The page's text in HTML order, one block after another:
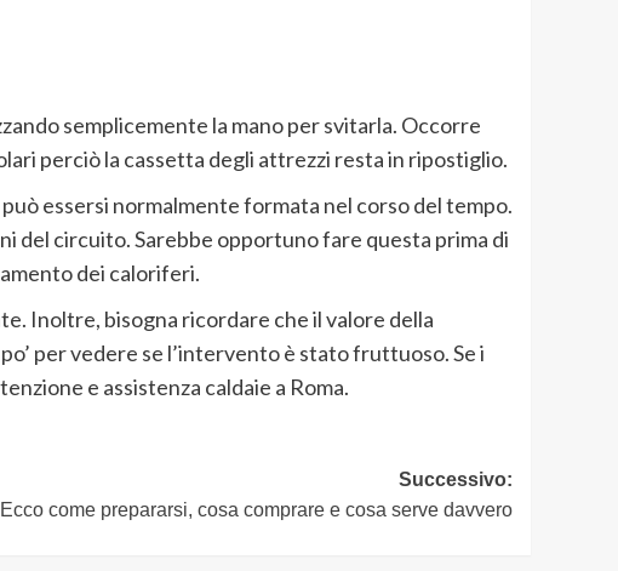
semplicemente la mano per svitarla. Occorre
perciò la cassetta degli attrezzi resta in ripostiglio.
essersi normalmente formata nel corso del tempo.
del circuito. Sarebbe opportuno fare questa prima di
dei caloriferi.
Inoltre, bisogna ricordare che il valore della
per vedere se l’intervento è stato fruttuoso. Se i
e assistenza caldaie a Roma.
Successivo:
come prepararsi, cosa comprare e cosa serve davvero